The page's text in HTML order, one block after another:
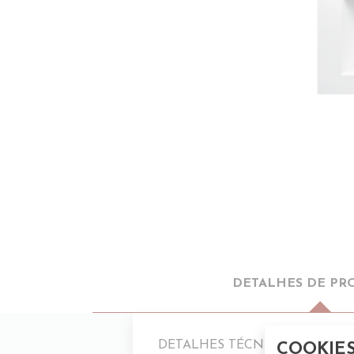
DETALHES DE
DETALHES TÉCNICOS